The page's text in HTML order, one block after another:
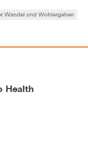
Wandel und Wohlergehen
Health